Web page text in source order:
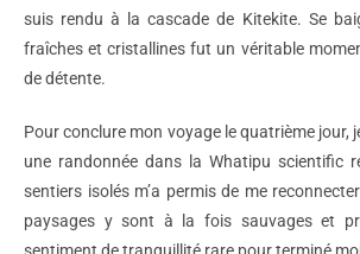
suis rendu à la cascade de Kitekite. Se
fraîches et cristallines fut un véritable
de détente.
Pour conclure mon voyage le quatrième jour,
une randonnée dans la Whatipu scientific
sentiers isolés m’a permis de me
paysages y sont à la fois sauvages et